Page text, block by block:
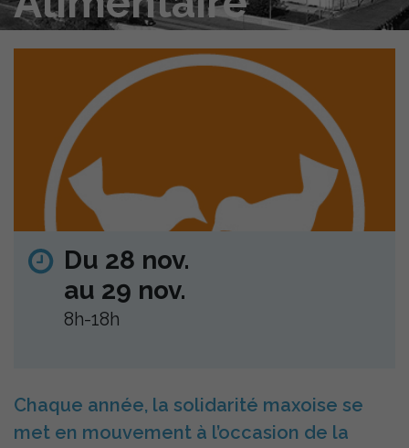
Du 28 nov.
au 29 nov.
8h-18h
Chaque année, la solidarité maxoise se
met en mouvement à l’occasion de la